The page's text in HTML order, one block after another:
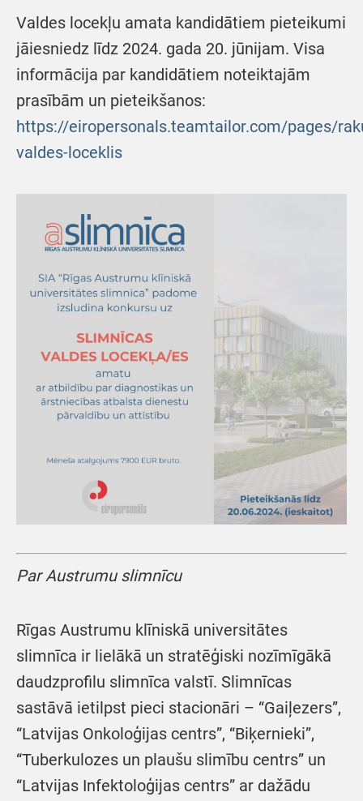
Valdes locekļu amata kandidātiem pieteikumi
jāiesniedz līdz 2024. gada 20. jūnijam. Visa
informācija par kandidātiem noteiktajām
prasībām un pieteikšanos:
https://eiropersonals.teamtailor.com/pages/
valdes-loceklis
Par Austrumu slimnīcu
Rīgas Austrumu klīniskā universitātes
slimnīca ir lielākā un stratēģiski nozīmīgākā
daudzprofilu slimnīca valstī. Slimnīcas
sastāvā ietilpst pieci stacionāri – “Gaiļezers”,
“Latvijas Onkoloģijas centrs”, “Biķernieki”,
“Tuberkulozes un plaušu slimību centrs” un
“Latvijas Infektoloģijas centrs” ar dažādu